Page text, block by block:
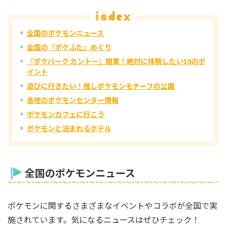
全国のポケモンニュース
全国の『ポケふた』めぐり
『ポケパーク カントー』開業！絶対に体験したい10のポ
イント
遊びに行きたい！推しポケモンモチーフの公園
各地のポケモンセンター情報
ポケモンカフェに行こう
ポケモンと泊まれるホテル
全国のポケモンニュース
ポケモンに関するさまざまなイベントやコラボが全国で実
施されています。気になるニュースはぜひチェック！